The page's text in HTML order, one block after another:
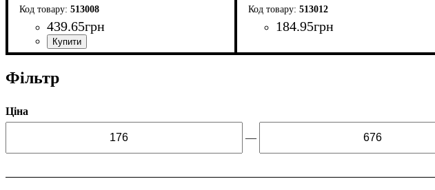
513008
439.65грн
513012
184.95грн
Фільтр
Ціна
—